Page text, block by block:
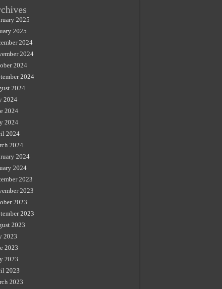
2025
2025
2024
2024
2024
2024
2024
2024
2024
2024
2024
2024
2024
2024
2023
2023
2023
2023
2023
2023
2023
2023
2023
2023